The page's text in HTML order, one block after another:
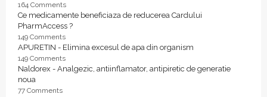
164 Comments
Ce medicamente beneficiaza de reducerea Cardului
PharmAccess ?
149 Comments
APURETIN - Elimina excesul de apa din organism
149 Comments
Naldorex - Analgezic, antiinflamator, antipiretic de generatie
noua
77 Comments